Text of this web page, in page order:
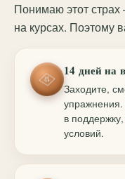
Понимаю этот
на курсах. Поэтому
14 дней на
Заходите,
в
условий.